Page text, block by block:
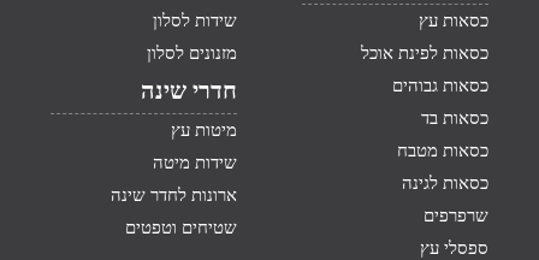
כסאות עץ
כסאות לפינת אוכל
כסאות גבוהים
כסאות בד
כסאות מטבח
כסאות לגינה
שרפרפים
ספסלי עץ
שידות לסלון
מזנונים לסלון
חדרי שינה
מיטות עץ
שידות מיטה
ארונות לחדר שינה
שטיחים וטפטים